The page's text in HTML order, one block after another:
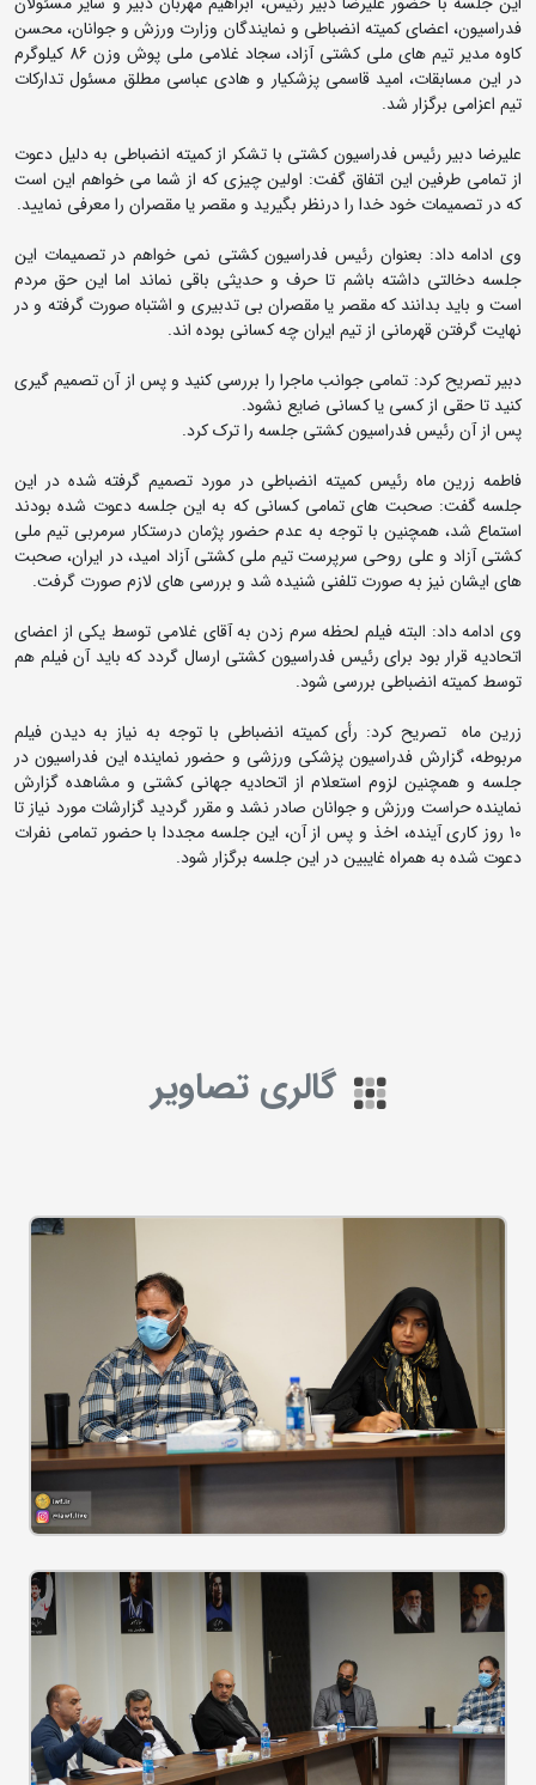
فدراسیون، اعضای کمیته انضباطی و نمایندگان وزارت ورزش و جوانان، محسن
کاوه مدیر تیم های ملی کشتی آزاد، سجاد غلامی ملی پوش وزن 86 کیلوگرم
در این مسابقات، امید قاسمی پزشکیار و هادی عباسی مطلق مسئول تدارکات
تیم اعزامی برگزار شد.
علیرضا دبیر رئیس فدراسیون کشتی با تشکر از کمیته انضباطی به دلیل دعوت
از تمامی طرفین این اتفاق گفت: اولین چیزی که از شما می خواهم این است
که در تصمیمات خود خدا را درنظر بگیرید و مقصر یا مقصران را معرفی نمایید.
وی ادامه داد: بعنوان رئیس فدراسیون کشتی نمی خواهم در تصمیمات این
جلسه دخالتی داشته باشم تا حرف و حدیثی باقی نماند اما این حق مردم
است و باید بدانند که مقصر یا مقصران بی تدبیری و اشتباه صورت گرفته و در
نهایت گرفتن قهرمانی از تیم ایران چه کسانی بوده اند.
دبیر تصریح کرد: تمامی جوانب ماجرا را بررسی کنید و پس از آن تصمیم گیری
کنید تا حقی از کسی یا کسانی ضایع نشود.
پس از آن رئیس فدراسیون کشتی جلسه را ترک کرد.
فاطمه زرین ماه رئیس کمیته انضباطی در مورد تصمیم گرفته شده در این
جلسه گفت: صحبت های تمامی کسانی که به این جلسه دعوت شده بودند
استماع شد، همچنین با توجه به عدم حضور پژمان درستکار سرمربی تیم ملی
کشتی آزاد و علی روحی سرپرست تیم ملی کشتی آزاد امید، در ایران، صحبت
های ایشان نیز به صورت تلفنی شنیده شد و بررسی های لازم صورت گرفت.
وی ادامه داد: البته فیلم لحظه سرم زدن به آقای غلامی توسط یکی از اعضای
اتحادیه قرار بود برای رئیس فدراسیون کشتی ارسال گردد که باید آن فیلم هم
توسط کمیته انضباطی بررسی شود.
زرین ماه تصریح کرد: رأی کمیته انضباطی با توجه به نیاز به دیدن فیلم
مربوطه، گزارش فدراسیون پزشکی ورزشی و حضور نماینده این فدراسیون در
جلسه و همچنین لزوم استعلام از اتحادیه جهانی کشتی و مشاهده گزارش
نماینده حراست ورزش و جوانان صادر نشد و مقرر گردید گزارشات مورد نیاز تا
10 روز کاری آینده، اخذ و پس از آن، این جلسه مجددا با حضور تمامی نفرات
دعوت شده به همراه غایبین در این جلسه برگزار شود.
گالری تصاویر